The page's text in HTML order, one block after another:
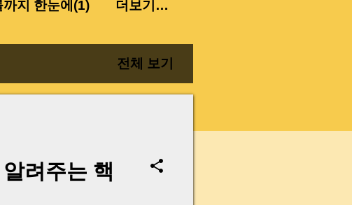
지 한눈에(1) 더보기…
전체 보기
려주는 핵